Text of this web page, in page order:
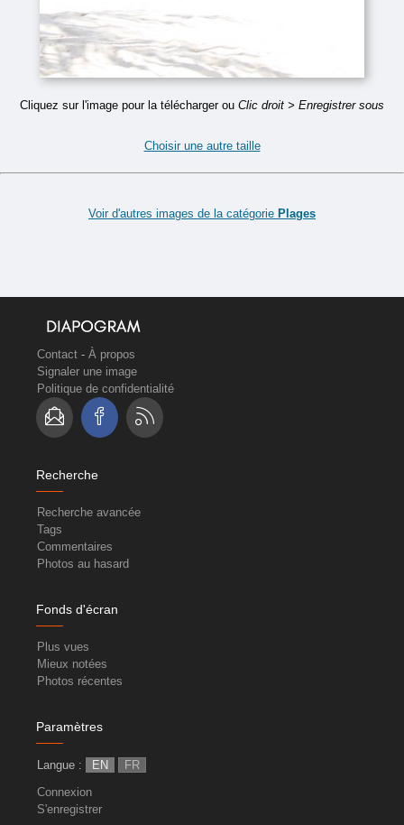
Cliquez sur l'image pour la télécharger ou Clic droit > Enregistrer sous
Choisir une autre taille
Voir d'autres images de la catégorie Plages
Contact - À propos
Signaler une image
Politique de confidentialité
Recherche
Recherche avancée
Tags
Commentaires
Photos au hasard
Fonds d'écran
Plus vues
Mieux notées
Photos récentes
Paramètres
Langue : EN
FR
Connexion
S'enregistrer